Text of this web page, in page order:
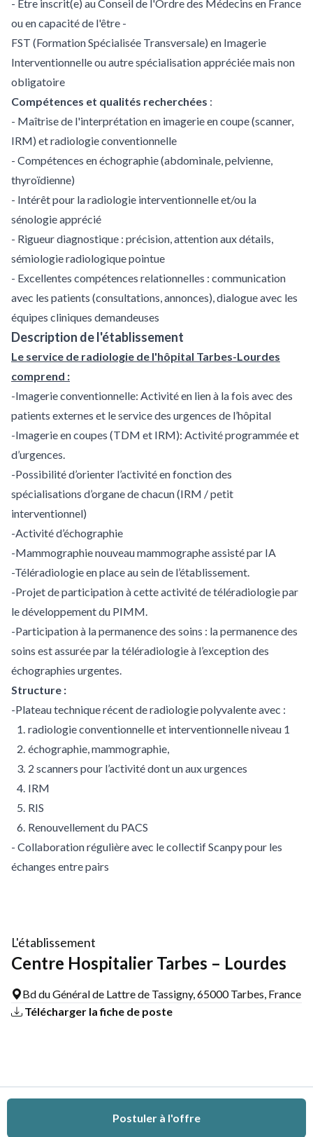
- Être inscrit(e) au Conseil de l'Ordre des Médecins en France
ou en capacité de l'être -
FST (Formation Spécialisée Transversale) en Imagerie
Interventionnelle ou autre spécialisation appréciée mais non
obligatoire
Compétences et qualités recherchées :
- Maîtrise de l'interprétation en imagerie en coupe (scanner,
IRM) et radiologie conventionnelle
- Compétences en échographie (abdominale, pelvienne,
thyroïdienne)
- Intérêt pour la radiologie interventionnelle et/ou la
sénologie apprécié
- Rigueur diagnostique : précision, attention aux détails,
sémiologie radiologique pointue
- Excellentes compétences relationnelles : communication
avec les patients (consultations, annonces), dialogue avec les
équipes cliniques demandeuses
Description de l'établissement
Le service de radiologie de l'hôpital Tarbes-Lourdes
comprend :
-Imagerie conventionnelle: Activité en lien à la fois avec des
patients externes et le service des urgences de l’hôpital
-Imagerie en coupes (TDM et IRM): Activité programmée et
d’urgences.
-Possibilité d’orienter l’activité en fonction des
spécialisations d’organe de chacun (IRM / petit
interventionnel)
-Activité d’échographie
-Mammographie nouveau mammographe assisté par IA
-Téléradiologie en place au sein de l’établissement.
-Projet de participation à cette activité de téléradiologie par
le développement du PIMM.
-Participation à la permanence des soins : la permanence des
soins est assurée par la téléradiologie à l’exception des
échographies urgentes.
Structure :
-Plateau technique récent de radiologie polyvalente avec :
radiologie conventionnelle et interventionnelle niveau 1
échographie, mammographie,
2 scanners pour l’activité dont un aux urgences
IRM
RIS
Renouvellement du PACS
- Collaboration régulière avec le collectif Scanpy pour les
échanges entre pairs
Postuler à l'offre
L'établissement
Centre Hospitalier Tarbes – Lourdes
Bd du Général de Lattre de Tassigny, 65000 Tarbes, France
Télécharger la fiche de poste